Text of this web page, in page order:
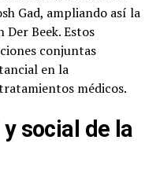
Gad, ampliando así la
Beek. Estos
conjuntas
en la
médicos.
social de la